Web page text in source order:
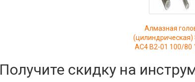
Алмазная
(цилиндрическая)
АС4 В2-01 100/80
Получите скидку на